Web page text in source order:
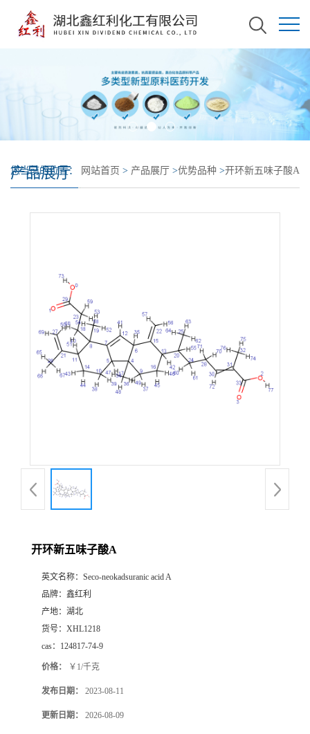
产品展厅
您当前的位置： 网站首页 > 产品展厅 >优势品种 >开环新五味子酸A
开环新五味子酸A
英文名称： Seco-neokadsuranic acid A
品牌： 鑫红利
产地： 湖北
货号： XHL1218
cas： 124817-74-9
价格： ￥1/千克
发布日期： 2023-08-11
更新日期： 2026-08-09